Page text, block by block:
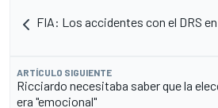
FIA: Los accidentes con el DRS
ARTÍCULO SIGUIENTE
Ricciardo necesitaba saber que la
era "emocional"